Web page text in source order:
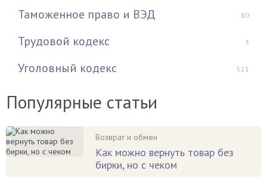
Таможенное право и ВЭД 80
Трудовой кодекс 3
Уголовный кодекс 521
Популярные статьи
Возврат и обмен
Как можно вернуть товар без
бирки, но с чеком